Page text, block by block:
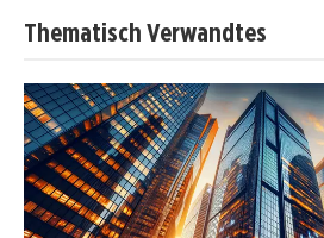
Thematisch Verwandtes